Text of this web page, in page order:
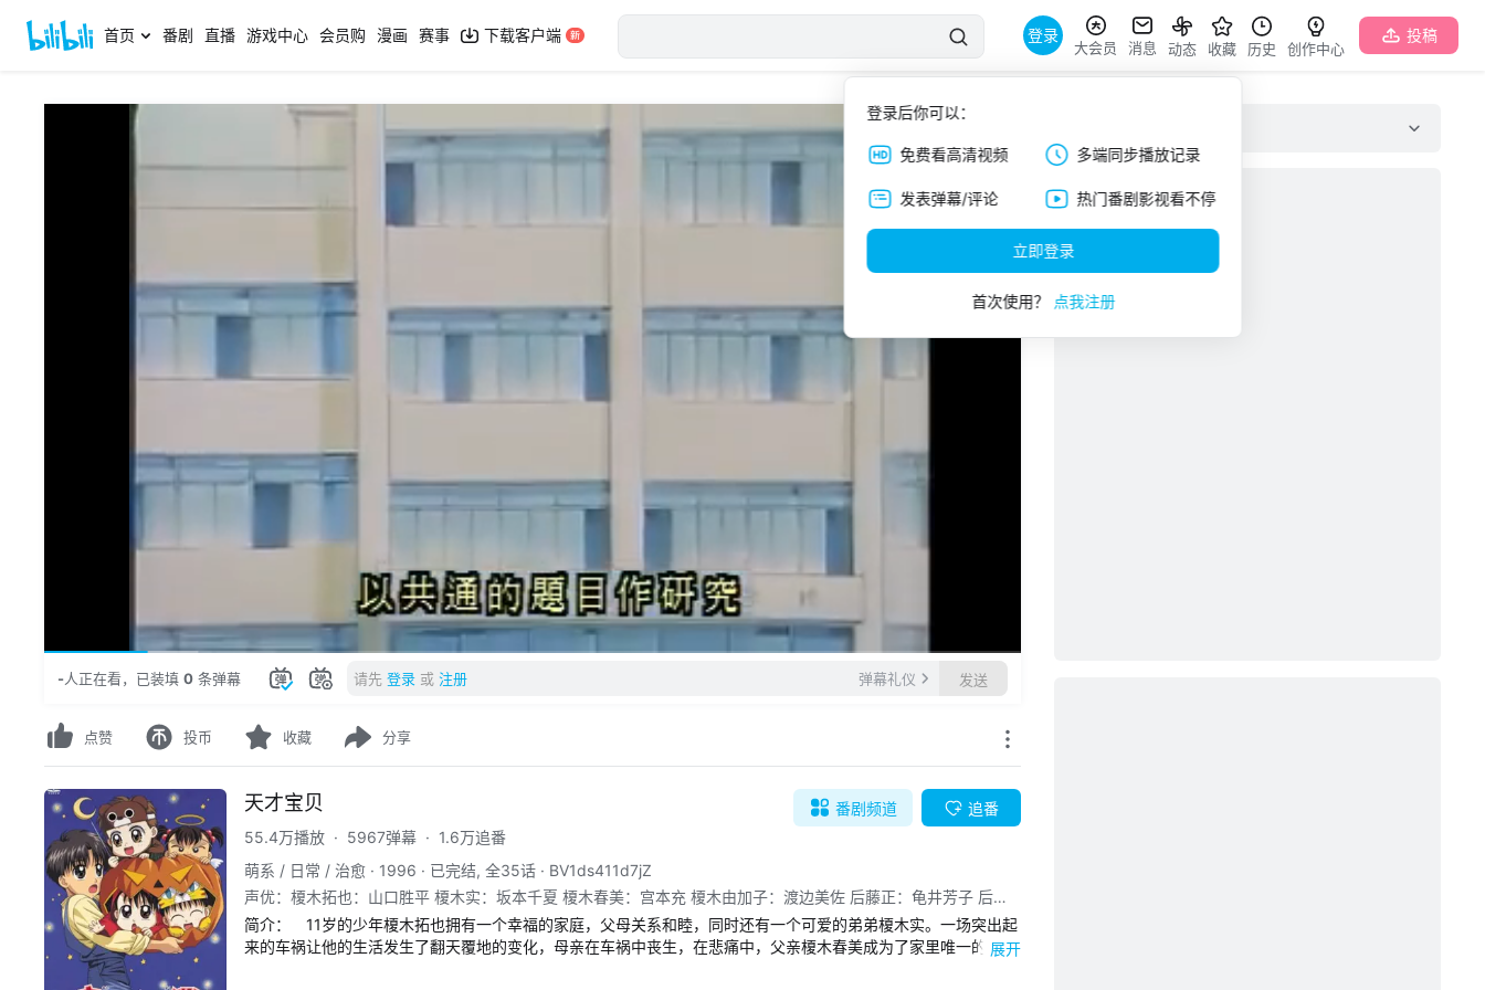
首页 番剧 直播 游戏中心 会员购 漫画 赛事 下载客户端 登录
登录后你可以：
免费看高清视频 多端同步播放记录
发表弹幕/评论 热门番剧影视看不停
立即登录
首次使用？ 点我注册
大会员 消息 动态 收藏 历史 创作中心
投稿
02:28 / 23:15 自动 倍速
-人正在看， 已装填 0 条弹幕 请先 登录 或 注册 弹幕礼仪 发送
点赞 投币 收藏 分享
天才宝贝
55.4万播放 · 5967弹幕 · 1.6万追番
萌系 / 日常 / 治愈 · 1996 · 已完结, 全35话 · BV1ds411d7jZ
声优： 榎木拓也：山口胜平 榎木实：坂本千夏 榎木春美：宫本充 榎木由加子：渡边美佐 后藤正：龟井芳子 后藤
正吉：樱井敏治 后藤浩子：津村真琴
简介：
11岁的少年榎木拓也拥有一个幸福的家庭，父母关系和睦，同时还有一个可爱的弟弟榎木实。一场突出起
来的车祸让他的生活发生了翻天覆地的变化，母亲在车祸中丧生，在悲痛中，父亲榎木春美成为了家里唯一的支展开
番剧频道 追番